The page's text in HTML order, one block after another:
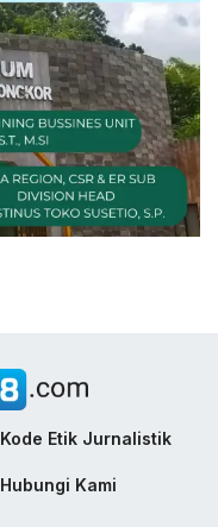
Kode Etik Jurnalistik
Hubungi Kami